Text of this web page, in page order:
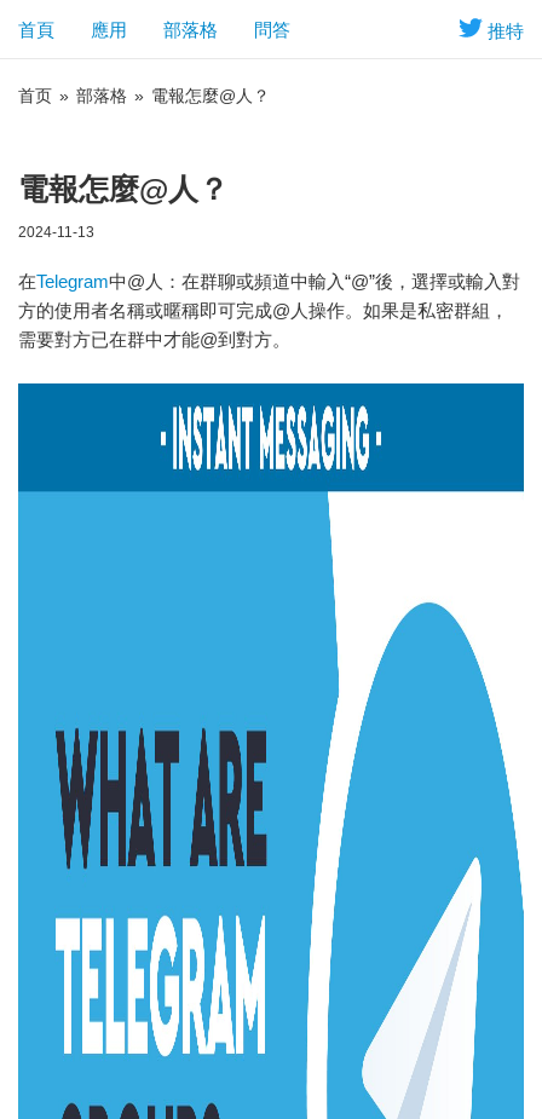
推特
首頁 應用 部落格 問答
首页 » 部落格 » 電報怎麼@人？
電報怎麼@人？
2024-11-13
在Telegram中@人：在群聊或頻道中輸入“@”後，選擇或輸入對
方的使用者名稱或暱稱即可完成@人操作。如果是私密群組，
需要對方已在群中才能@到對方。